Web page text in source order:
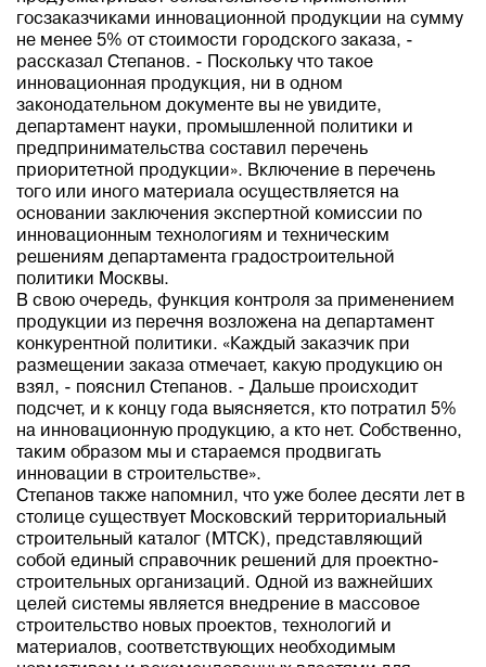
госзаказчиками инновационной продукции на сумму
не менее 5% от стоимости городского заказа, -
рассказал Степанов. - Поскольку что такое
инновационная продукция, ни в одном
законодательном документе вы не увидите,
департамент науки, промышленной политики и
предпринимательства составил перечень
приоритетной продукции». Включение в перечень
того или иного материала осуществляется на
основании заключения экспертной комиссии по
инновационным технологиям и техническим
решениям департамента градостроительной
политики Москвы.
В свою очередь, функция контроля за применением
продукции из перечня возложена на департамент
конкурентной политики. «Каждый заказчик при
размещении заказа отмечает, какую продукцию он
взял, - пояснил Степанов. - Дальше происходит
подсчет, и к концу года выясняется, кто потратил 5%
на инновационную продукцию, а кто нет. Собственно,
таким образом мы и стараемся продвигать
инновации в строительстве».
Степанов также напомнил, что уже более десяти лет в
столице существует Московский территориальный
строительный каталог (МТСК), представляющий
собой единый справочник решений для проектно-
строительных организаций. Одной из важнейших
целей системы является внедрение в массовое
строительство новых проектов, технологий и
материалов, соответствующих необходимым